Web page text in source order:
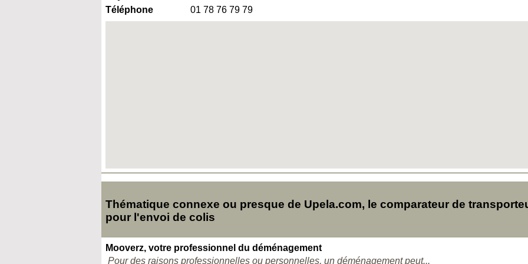
Téléphone
01 78 76 79 79
Thématique connexe ou presque de Upela.com, le comparateur de
pour l'envoi de colis
Mooverz, votre professionnel du déménagement
Pour des raisons professionnelles ou personnelles, un déménagement peut...